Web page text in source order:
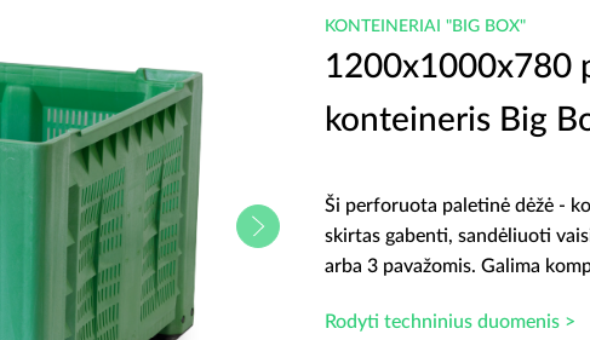
KONTEINERIAI "BIG BOX"
1200x1000x780
konteineris Big
Ši perforuota paletinė dėžė -
skirtas gabenti, sandėliuoti
arba 3 pavažomis. Galima
Rodyti techninius duomenis >